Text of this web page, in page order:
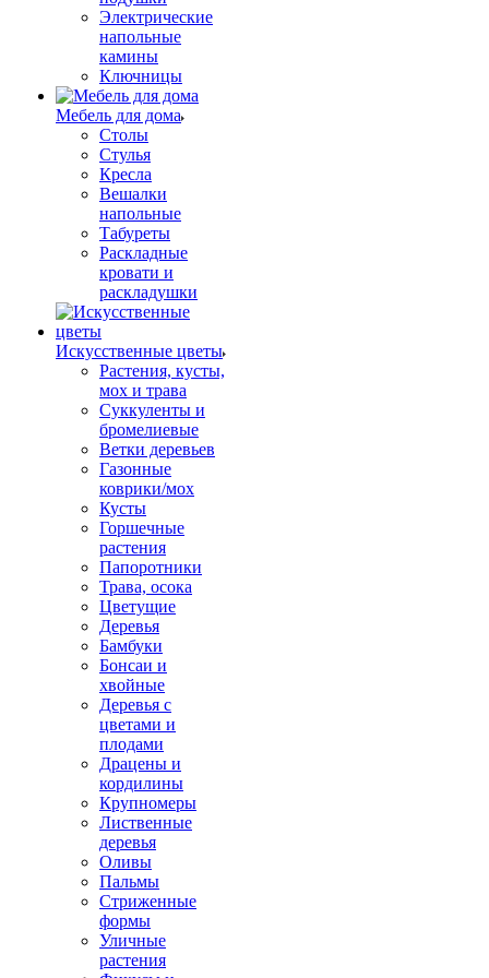
Электрические
напольные
камины
Ключницы
Мебель для дома
Столы
Стулья
Кресла
Вешалки
напольные
Табуреты
Раскладные
кровати и
раскладушки
Искусственные цветы
Растения, кусты,
мох и трава
Суккуленты и
бромелиевые
Ветки деревьев
Газонные
коврики/мох
Кусты
Горшечные
растения
Папоротники
Трава, осока
Цветущие
Деревья
Бамбуки
Бонсаи и
хвойные
Деревья с
цветами и
плодами
Драцены и
кордилины
Крупномеры
Лиственные
деревья
Оливы
Пальмы
Стриженные
формы
Уличные
растения